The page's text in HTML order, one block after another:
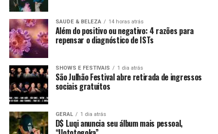
SAUDE & BELEZA 14 horas atrás
Além do positivo ou negativo: 4 razões para
repensar o diagnóstico de ISTs
SHOWS E FESTIVAIS 1 dia atrás
São Julhão Festival abre retirada de ingressos
sociais gratuitos
GERAL 1 dia atrás
D$ Luqi anuncia seu álbum mais pessoal,